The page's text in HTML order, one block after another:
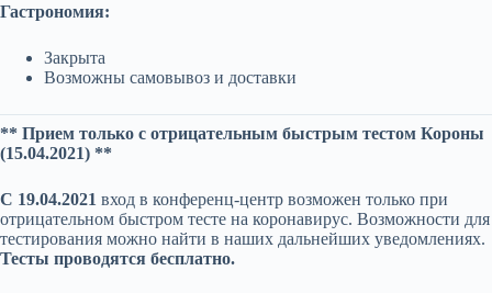
Гастрономия:
Закрыта
Возможны самовывоз и доставки
** Прием только с отрицательным быстрым тестом Короны
(15.04.2021) **
С 19.04.2021 вход в конференц-центр возможен только при
отрицательном быстром тесте на коронавирус. Возможности для
тестирования можно найти в наших дальнейших уведомлениях.
Тесты проводятся бесплатно.